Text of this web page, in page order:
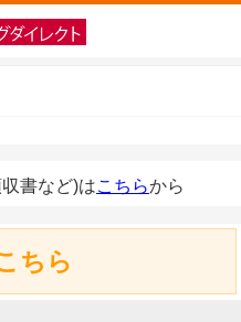
書など)はこちらから
ちら